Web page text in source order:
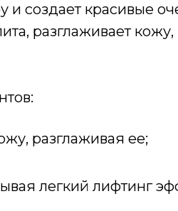
создает красивые
разглаживает
легкий лифтинг
разглаживая ее;